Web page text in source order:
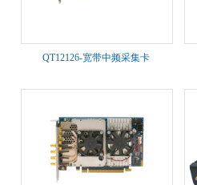
QT12126-宽带中频采集卡